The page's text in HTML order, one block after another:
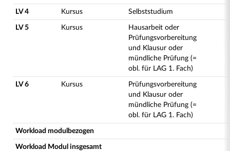
LV 4 Kursus Selbststudium
LV 5 Kursus
Hausarbeit oder
Prüfungsvorbereitung
und Klausur oder
mündliche Prüfung (=
obl. für LAG 1. Fach)
LV 6 Kursus
Prüfungsvorbereitung
und Klausur oder
mündliche Prüfung (=
obl. für LAG 1. Fach)
Workload modulbezogen
Workload Modul insgesamt